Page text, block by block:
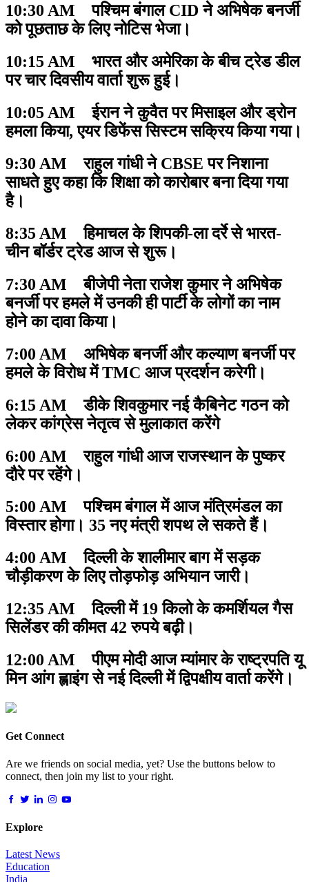
10:30 AM पश्चिम बंगाल CID ने अभिषेक बनर्जी
को पूछताछ के लिए नोटिस भेजा।
10:15 AM भारत और अमेरिका के बीच ट्रेड डील
पर चार दिवसीय वार्ता शुरू हुई।
10:05 AM ईरान ने कुवैत पर मिसाइल और ड्रोन
हमला किया, एयर डिफेंस सिस्टम सक्रिय किया गया।
9:30 AM राहुल गांधी ने CBSE पर निशाना
साधते हुए कहा कि शिक्षा को कारोबार बना दिया गया
है।
8:35 AM हिमाचल के शिपकी-ला दर्रे से भारत-
चीन बॉर्डर ट्रेड आज से शुरू।
7:30 AM बीजेपी नेता राजेश कुमार ने अभिषेक
बनर्जी पर हमले में उनकी ही पार्टी के लोगों का नाम
होने का दावा किया।
7:00 AM अभिषेक बनर्जी और कल्याण बनर्जी पर
हमले के विरोध में TMC आज प्रदर्शन करेगी।
6:15 AM डीके शिवकुमार नई कैबिनेट गठन को
लेकर कांग्रेस नेतृत्व से मुलाकात करेंगे
6:00 AM राहुल गांधी आज राजस्थान के पुष्कर
दौरे पर रहेंगे।
5:00 AM पश्चिम बंगाल में आज मंत्रिमंडल का
विस्तार होगा। 35 नए मंत्री शपथ ले सकते हैं।
4:00 AM दिल्ली के शालीमार बाग में सड़क
चौड़ीकरण के लिए तोड़फोड़ अभियान जारी।
12:35 AM दिल्ली में 19 किलो के कमर्शियल गैस
सिलेंडर की कीमत 42 रुपये बढ़ी।
12:00 AM पीएम मोदी आज म्यांमार के राष्ट्रपति यू
मिन आंग ह्लाइंग से नई दिल्ली में द्विपक्षीय वार्ता करेंगे।
Get Connect
Are we friends on social media, yet? Use the buttons below to
connect, then join my list to your right.
Explore
Latest News
Education
India